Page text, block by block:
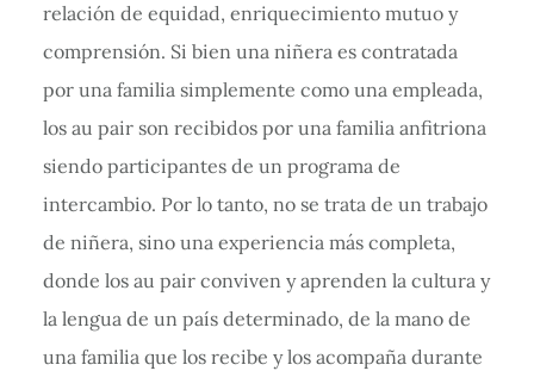
relación de equidad, enriquecimiento mutuo y
comprensión. Si bien una niñera es contratada
por una familia simplemente como una empleada,
los au pair son recibidos por una familia anfitriona
siendo participantes de un programa de
intercambio. Por lo tanto, no se trata de un trabajo
de niñera, sino una experiencia más completa,
donde los au pair conviven y aprenden la cultura y
la lengua de un país determinado, de la mano de
una familia que los recibe y los acompaña durante